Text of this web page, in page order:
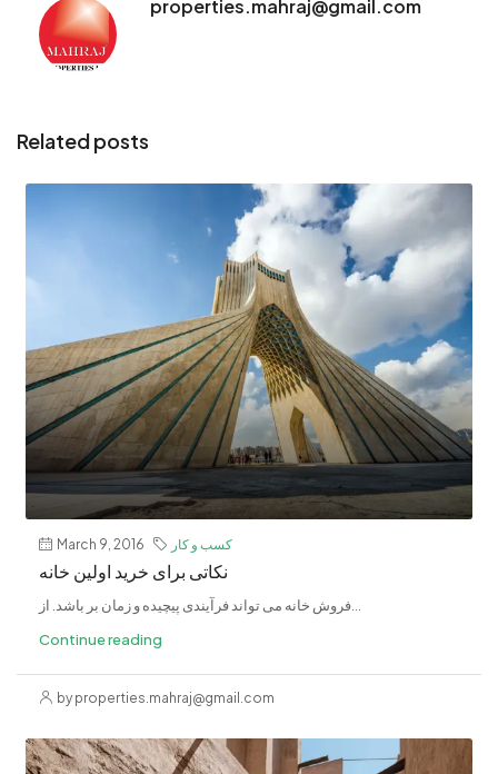
properties.mahraj@gmail.com
Related posts
March 9, 2016 کسب و کار
نکاتی برای خرید اولین خانه
Continue reading
by properties.mahraj@gmail.com